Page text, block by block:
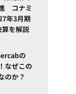
コナミ
年3月期
を解説
の
なぜこの
のか？